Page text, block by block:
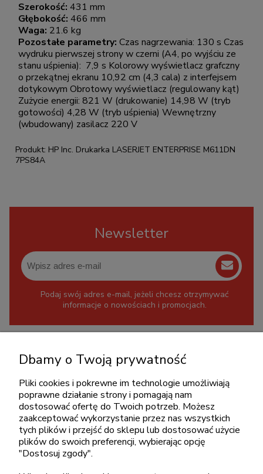
Szerokość: 431 mm
Głębokość: 466 mm
Waga: 21.6 kg
Pozostałe parametry: Czas nagrzewania: 130 s Czas
wydruku pierwszej strony w czerni (A4, po wyjściu ze
stanu uśpienia): 7,9 s Kolorowy wyświetlacz grafczny
o przekątnej ekranu 10,92 cm (4,3 cala) z interfejsem
dotykowym Obrotowy wyświetlacz (regulowany kąt)
Zużycie energii: 821 W (drukowanie) 14,98 W (tryb
gotowości) 4,28 W (tryb uśpienia) Wewnętrzny
(wbudowany) zasilacz 220 V
Produkt: HP Inc. Drukarka LASERJET ENTERPRISE M611DN
7PS84A
Newsletter
Podaj swój adres e-mail, jeżeli chcesz otrzymywać
informacje o nowościach i promocjach.
+48 717345566
pon.-piąt.: 08:00-16:00
sklep@cebit.pl
ZAKUPY
Dbamy o Twoją prywatność
Pliki cookies i pokrewne im technologie umożliwiają
poprawne działanie strony i pomagają nam
dostosować ofertę do Twoich potrzeb. Możesz
zaakceptować wykorzystanie przez nas wszystkich
tych plików i przejść do sklepu lub dostosować użycie
plików do swoich preferencji, wybierając opcję
"Dostosuj zgody".